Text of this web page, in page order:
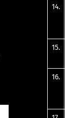
14.
15.
16.